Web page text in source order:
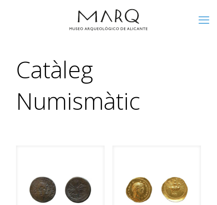
Catàleg
Numismàtic